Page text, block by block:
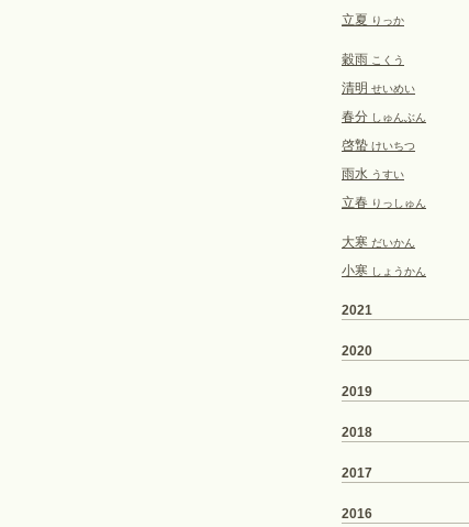
立夏 りっか
穀雨 こくう
清明 せいめい
春分 しゅんぶん
啓蟄 けいちつ
雨水 うすい
立春 りっしゅん
大寒 だいかん
小寒 しょうかん
2021
2020
2019
2018
2017
2016